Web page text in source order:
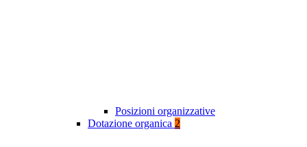
Posizioni organizzative
Dotazione organica 2